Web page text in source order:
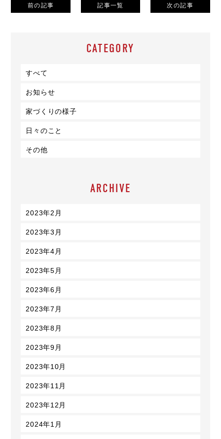
前の記事 記事一覧 次の記事
CATEGORY
すべて
お知らせ
家づくりの様子
日々のこと
その他
ARCHIVE
2023年2月
2023年3月
2023年4月
2023年5月
2023年6月
2023年7月
2023年8月
2023年9月
2023年10月
2023年11月
2023年12月
2024年1月